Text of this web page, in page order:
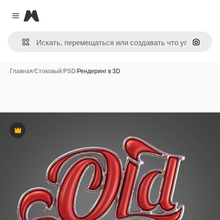
Close menu
Magnific
Поиск
Главная/Стоковый/PSD/Рендеринг в 3D
Премиум